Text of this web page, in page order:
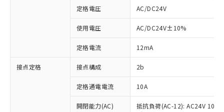
定格電圧 AC/DC24V
使用電圧 AC/DC24V±10%
定格電流 12mA
接点定格 接点構成 2b
定格通電電流 10A
開閉能力(AC)
抵抗負荷(AC-12): AC24V 10A/
ご利用条件
※1 対応状況
対応済み：EU RoHS指令（10物質）の
非含有に対応した製品が提供可能な商品で
す。
対応予定：EU RoHS指令（10物質）の非含
有に対応した製品に切り替える予定のある